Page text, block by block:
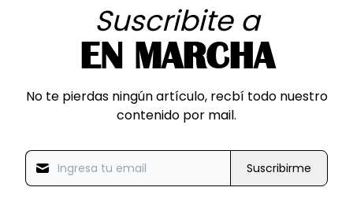
Suscribite a
EN MARCHA
No te pierdas ningún artículo, recbí todo nuestro
contenido por mail.
Suscribirme